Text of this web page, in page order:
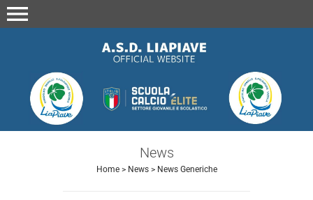
menu
News
Home> News> News Generiche